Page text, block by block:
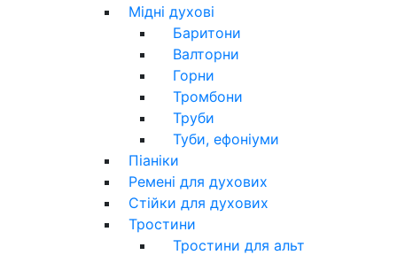
Мідні духові
Баритони
Валторни
Горни
Тромбони
Труби
Туби, ефоніуми
Піаніки
Ремені для духових
Стійки для духових
Тростини
Тростини для альт